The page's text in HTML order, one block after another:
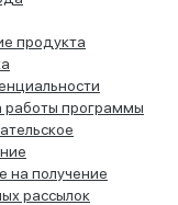
продукта
работы программы
на получение
рассылок